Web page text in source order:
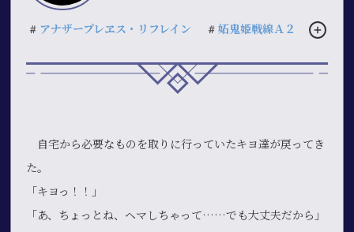
#アナザープレヱス・リフレイン #妬鬼姫戦線Ａ２
自宅から必要なものを取りに行っていたキヨ達が戻ってき
た。
「キヨっ！！」
「あ、ちょっとね、ヘマしちゃって……でも大丈夫だから」